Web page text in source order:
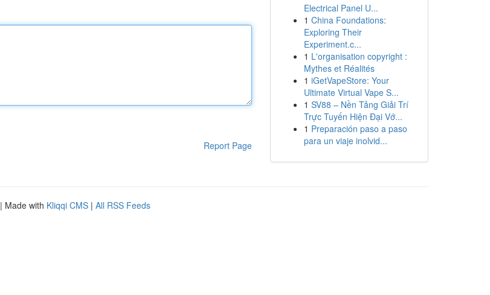
Report Page
Electrical Panel U...
1 China Foundations:
Exploring Their
Experiment.c...
1 L'organisation copyright :
Mythes et Réalités
1 iGetVapeStore: Your
Ultimate Virtual Vape S...
1 SV88 – Nền Tảng Giải Trí
Trực Tuyến Hiện Đại Vớ...
1 Preparación paso a paso
para un viaje inolvid...
| Made with Kliqqi CMS | All RSS Feeds